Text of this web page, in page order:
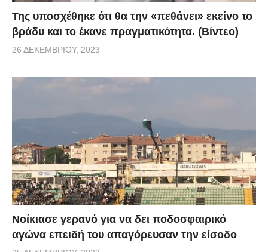
Της υποσχέθηκε ότι θα την «πεθάνει» εκείνο το
βράδυ και το έκανε πραγματικότητα. (Βίντεο)
26 ΔΕΚΕΜΒΡΊΟΥ, 2023
Νοίκιασε γερανό για να δει ποδοσφαιρικό
αγώνα επειδή του απαγόρευσαν την είσοδο